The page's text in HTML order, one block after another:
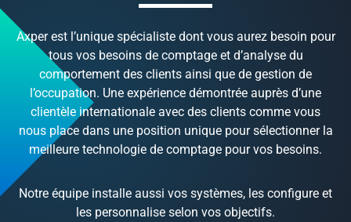
Axper est l’unique spécialiste dont vous aurez besoin pour
tous vos besoins de comptage et d’analyse du
comportement des clients ainsi que de gestion de
l’occupation. Une expérience démontrée auprès d’une
clientèle internationale avec des clients comme vous
nous place dans une position unique pour sélectionner la
meilleure technologie de comptage pour vos besoins.
Notre équipe installe aussi vos systèmes, les configure et
les personnalise selon vos objectifs.